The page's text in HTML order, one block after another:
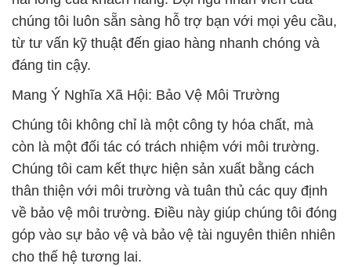
chúng tôi luôn sẵn sàng hỗ trợ bạn với mọi yêu cầu,
từ tư vấn kỹ thuật đến giao hàng nhanh chóng và
đáng tin cậy.
Mang Ý Nghĩa Xã Hội: Bảo Vệ Môi Trường
Chúng tôi không chỉ là một công ty hóa chất, mà
còn là một đối tác có trách nhiệm với môi trường.
Chúng tôi cam kết thực hiện sản xuất bằng cách
thân thiện với môi trường và tuân thủ các quy định
về bảo vệ môi trường. Điều này giúp chúng tôi đóng
góp vào sự bảo vệ và bảo vệ tài nguyên thiên nhiên
cho thế hệ tương lai.